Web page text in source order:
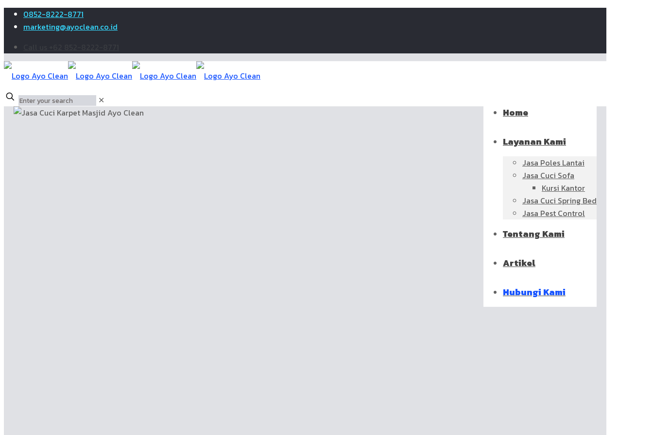
0852-8222-8771
marketing@ayoclean.co.id
Home
Layanan Kami
Jasa Poles Lantai
Jasa Cuci Sofa
Kursi Kantor
Jasa Cuci Spring Bed
Jasa Pest Control
Tentang Kami
Artikel
Hubungi Kami
✕